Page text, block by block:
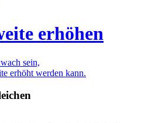
erhöhen
sein,
erhöht werden kann.